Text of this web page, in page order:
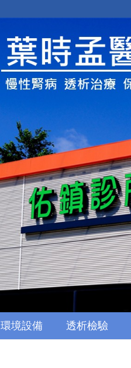
環境設備 透析檢驗